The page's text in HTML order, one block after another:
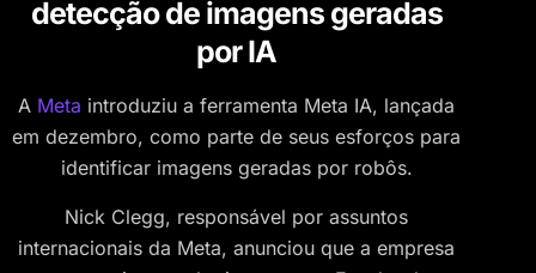
detecção de imagens geradas
por IA
A Meta introduziu a ferramenta Meta IA, lançada
em dezembro, como parte de seus esforços para
identificar imagens geradas por robôs.
Nick Clegg, responsável por assuntos
internacionais da Meta, anunciou que a empresa